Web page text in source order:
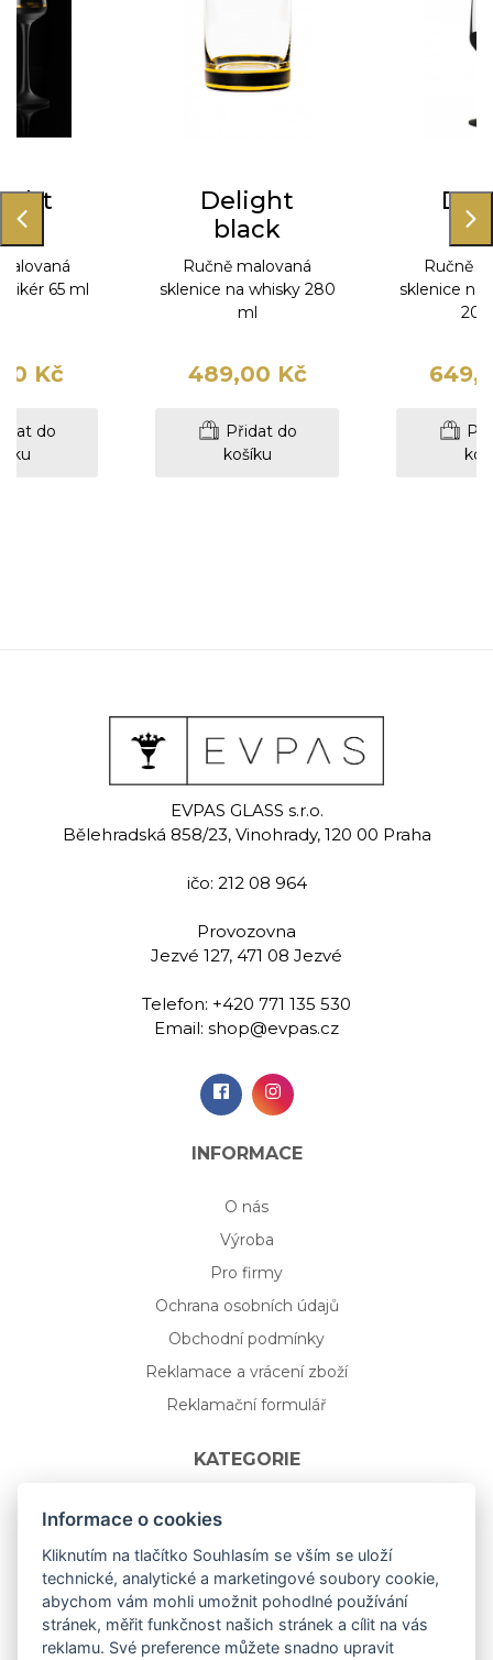
likér 65 ml
Kč
do
Delight
black
Ručně malovaná
sklenice na whisky 280
ml
489,00 Kč
Přidat do
košíku
Ručně
sklenice na
Pine
Ručně rytá sklenice na
lihoviny 60 ml
Přidat do
EVPAS GLASS s.r.o.
Bělehradská 858/23, Vinohrady, 120 00 Praha
ičo: 212 08 964
Provozovna
Jezvé 127, 471 08 Jezvé
Telefon: +420 771 135 530
Email: shop@evpas.cz
INFORMACE
O nás
Výroba
Pro firmy
Ochrana osobních údajů
Obchodní podmínky
Reklamace a vrácení zboží
Reklamační formulář
KATEGORIE
Nápojové sklo
Bydlení
Dárkový poukaz na míru
Mystery box
Kolekce
Informace o cookies
Kliknutím na tlačítko Souhlasím se vším se uloží
technické, analytické a marketingové soubory cookie,
abychom vám mohli umožnit pohodlné používání
stránek, měřit funkčnost našich stránek a cílit na vás
reklamu. Své preference můžete snadno upravit